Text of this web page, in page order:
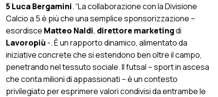
5Luca Bergamini. “La collaborazione con la Divisione
Calcio a 5 è più che una semplice sponsorizzazione –
esordisce Matteo Naldi, direttore marketingdi
Lavoropiù -. È un rapporto dinamico, alimentato da
iniziative concrete che si estendono ben oltre il campo,
penetrando nel tessuto sociale. Il futsal – sport in ascesa
che conta milioni di appassionati – è un contesto
privilegiato per esprimere valori condivisi da entrambe le